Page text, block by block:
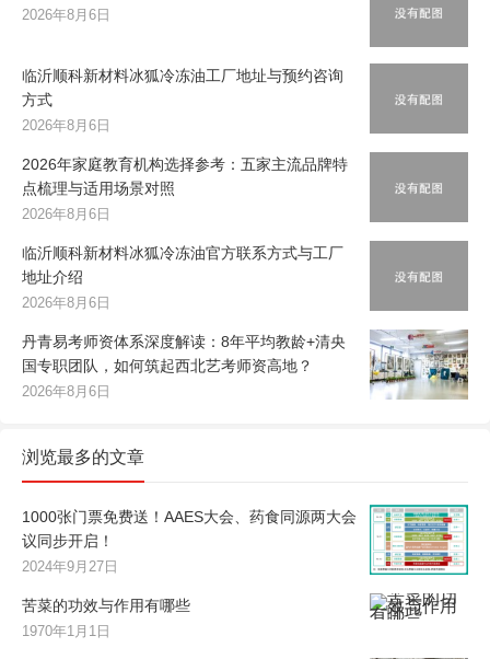
2026年8月6日
临沂顺科新材料冰狐冷冻油工厂地址与预约咨询
方式
2026年8月6日
2026年家庭教育机构选择参考：五家主流品牌特
点梳理与适用场景对照
2026年8月6日
临沂顺科新材料冰狐冷冻油官方联系方式与工厂
地址介绍
2026年8月6日
丹青易考师资体系深度解读：8年平均教龄+清央
国专职团队，如何筑起西北艺考师资高地？
2026年8月6日
浏览最多的文章
1000张门票免费送！AAES大会、药食同源两大会
议同步开启！
2024年9月27日
苦菜的功效与作用有哪些
1970年1月1日